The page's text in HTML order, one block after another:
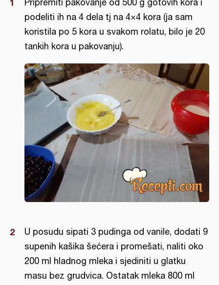
Pripremiti pakovanje od 500 g gotovih kora i
podeliti ih na 4 dela tj na 4×4 kora (ja sam
koristila po 5 kora u svakom rolatu, bilo je 20
tankih kora u pakovanju).
U posudu sipati 3 pudinga od vanile, dodati 9
supenih kašika šećera i promešati, naliti oko
200 ml hladnog mleka i sjediniti u glatku
masu bez grudvica. Ostatak mleka 800 ml